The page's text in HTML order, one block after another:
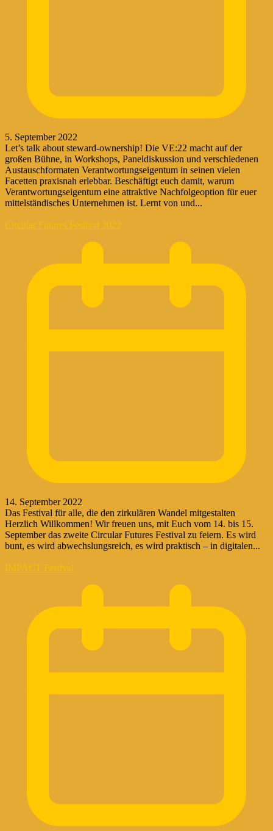
5. September 2022
Let’s talk about steward-ownership! Die VE:22 macht auf der
großen Bühne, in Workshops, Paneldiskussion und verschiedenen
Austauschformaten Verantwortungseigentum in seinen vielen
Facetten praxisnah erlebbar. Beschäftigt euch damit, warum
Verantwortungseigentum eine attraktive Nachfolgeoption für euer
mittelständisches Unternehmen ist. Lernt von und...
Circular Futures Festival 2022
14. September 2022
Das Festival für alle, die den zirkulären Wandel mitgestalten
Herzlich Willkommen! Wir freuen uns, mit Euch vom 14. bis 15.
September das zweite Circular Futures Festival zu feiern. Es wird
bunt, es wird abwechslungsreich, es wird praktisch – in digitalen...
IMPACT Festival